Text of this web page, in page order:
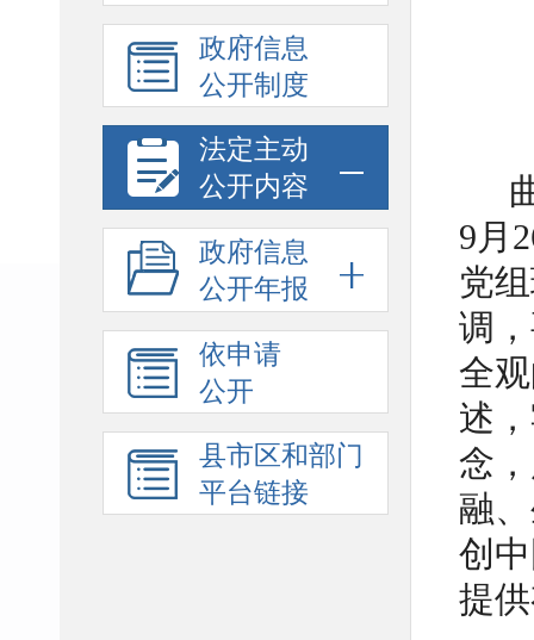
政府信息
公开制度
法定主动
公开内容
政府信息
公开年报
依申请
公开
县市区和部门
平台链接
9月
党
调
全
述
念
融
创
提